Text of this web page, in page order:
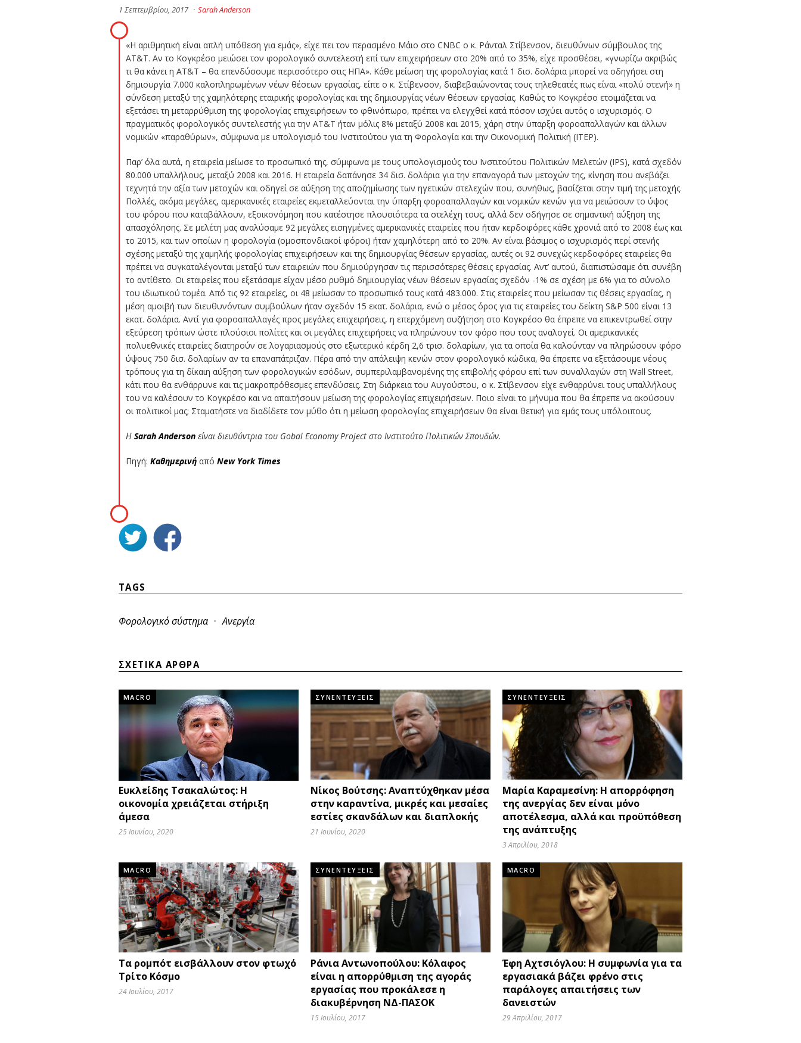
1 Σεπτεμβρίου, 2017 · Sarah Anderson
«Η αριθμητική είναι απλή υπόθεση για εμάς», είχε πει τον περασμένο Μάιο στο CNBC ο κ. Ράνταλ Στίβενσον, διευθύνων σύμβουλος της
AT&T. Αν το Κογκρέσο μειώσει τον φορολογικό συντελεστή επί των επιχειρήσεων στο 20% από το 35%, είχε προσθέσει, «γνωρίζω ακριβώς
τι θα κάνει η AT&T – θα επενδύσουμε περισσότερο στις ΗΠΑ». Κάθε μείωση της φορολογίας κατά 1 δισ. δολάρια μπορεί να οδηγήσει στη
δημιουργία 7.000 καλοπληρωμένων νέων θέσεων εργασίας, είπε ο κ. Στίβενσον, διαβεβαιώνοντας τους τηλεθεατές πως είναι «πολύ στενή» η
σύνδεση μεταξύ της χαμηλότερης εταιρικής φορολογίας και της δημιουργίας νέων θέσεων εργασίας. Καθώς το Κογκρέσο ετοιμάζεται να
εξετάσει τη μεταρρύθμιση της φορολογίας επιχειρήσεων το φθινόπωρο, πρέπει να ελεγχθεί κατά πόσον ισχύει αυτός ο ισχυρισμός. Ο
πραγματικός φορολογικός συντελεστής για την AT&T ήταν μόλις 8% μεταξύ 2008 και 2015, χάρη στην ύπαρξη φοροαπαλλαγών και άλλων
νομικών «παραθύρων», σύμφωνα με υπολογισμό του Ινστιτούτου για τη Φορολογία και την Οικονομική Πολιτική (ITEP).
Παρ’ όλα αυτά, η εταιρεία μείωσε το προσωπικό της, σύμφωνα με τους υπολογισμούς του Ινστιτούτου Πολιτικών Μελετών (IPS), κατά σχεδόν
80.000 υπαλλήλους, μεταξύ 2008 και 2016. Η εταιρεία δαπάνησε 34 δισ. δολάρια για την επαναγορά των μετοχών της, κίνηση που ανεβάζει
τεχνητά την αξία των μετοχών και οδηγεί σε αύξηση της αποζημίωσης των ηγετικών στελεχών που, συνήθως, βασίζεται στην τιμή της μετοχής.
Πολλές, ακόμα μεγάλες, αμερικανικές εταιρείες εκμεταλλεύονται την ύπαρξη φοροαπαλλαγών και νομικών κενών για να μειώσουν το ύψος
του φόρου που καταβάλλουν, εξοικονόμηση που κατέστησε πλουσιότερα τα στελέχη τους, αλλά δεν οδήγησε σε σημαντική αύξηση της
απασχόλησης. Σε μελέτη μας αναλύσαμε 92 μεγάλες εισηγμένες αμερικανικές εταιρείες που ήταν κερδοφόρες κάθε χρονιά από το 2008 έως και
το 2015, και των οποίων η φορολογία (ομοσπονδιακοί φόροι) ήταν χαμηλότερη από το 20%. Αν είναι βάσιμος ο ισχυρισμός περί στενής
σχέσης μεταξύ της χαμηλής φορολογίας επιχειρήσεων και της δημιουργίας θέσεων εργασίας, αυτές οι 92 συνεχώς κερδοφόρες εταιρείες θα
πρέπει να συγκαταλέγονται μεταξύ των εταιρειών που δημιούργησαν τις περισσότερες θέσεις εργασίας. Αντ’ αυτού, διαπιστώσαμε ότι συνέβη
το αντίθετο. Οι εταιρείες που εξετάσαμε είχαν μέσο ρυθμό δημιουργίας νέων θέσεων εργασίας σχεδόν -1% σε σχέση με 6% για το σύνολο
του ιδιωτικού τομέα. Από τις 92 εταιρείες, οι 48 μείωσαν το προσωπικό τους κατά 483.000. Στις εταιρείες που μείωσαν τις θέσεις εργασίας, η
μέση αμοιβή των διευθυνόντων συμβούλων ήταν σχεδόν 15 εκατ. δολάρια, ενώ ο μέσος όρος για τις εταιρείες του δείκτη S&P 500 είναι 13
εκατ. δολάρια. Αντί για φοροαπαλλαγές προς μεγάλες επιχειρήσεις, η επερχόμενη συζήτηση στο Κογκρέσο θα έπρεπε να επικεντρωθεί στην
εξεύρεση τρόπων ώστε πλούσιοι πολίτες και οι μεγάλες επιχειρήσεις να πληρώνουν τον φόρο που τους αναλογεί. Οι αμερικανικές
πολυεθνικές εταιρείες διατηρούν σε λογαριασμούς στο εξωτερικό κέρδη 2,6 τρισ. δολαρίων, για τα οποία θα καλούνταν να πληρώσουν φόρο
ύψους 750 δισ. δολαρίων αν τα επαναπάτριζαν. Πέρα από την απάλειψη κενών στον φορολογικό κώδικα, θα έπρεπε να εξετάσουμε νέους
τρόπους για τη δίκαιη αύξηση των φορολογικών εσόδων, συμπεριλαμβανομένης της επιβολής φόρου επί των συναλλαγών στη Wall Street,
κάτι που θα ενθάρρυνε και τις μακροπρόθεσμες επενδύσεις. Στη διάρκεια του Αυγούστου, ο κ. Στίβενσον είχε ενθαρρύνει τους υπαλλήλους
του να καλέσουν το Κογκρέσο και να απαιτήσουν μείωση της φορολογίας επιχειρήσεων. Ποιο είναι το μήνυμα που θα έπρεπε να ακούσουν
οι πολιτικοί μας; Σταματήστε να διαδίδετε τον μύθο ότι η μείωση φορολογίας επιχειρήσεων θα είναι θετική για εμάς τους υπόλοιπους.
Η Sarah Andersonείναι διευθύντρια του Gobal Economy Project στο Ινστιτούτο Πολιτικών Σπουδών.
Πηγή: Καθημερινή από New York Times
TAGS
Φορολογικό σύστημα · Ανεργία
ΣΧΕΤΙΚΑ ΑΡΘΡΑ
MACRO
Ευκλείδης Τσακαλώτος: Η
οικονομία χρειάζεται στήριξη
άμεσα
25 Ιουνίου, 2020
ΣΥΝΕΝΤΕΥΞΕΙΣ
Νίκος Βούτσης: Αναπτύχθηκαν μέσα
στην καραντίνα, μικρές και μεσαίες
εστίες σκανδάλων και διαπλοκής
21 Ιουνίου, 2020
ΣΥΝΕΝΤΕΥΞΕΙΣ
Μαρία Καραμεσίνη: Η απορρόφηση
της ανεργίας δεν είναι μόνο
αποτέλεσμα, αλλά και προϋπόθεση
της ανάπτυξης
3 Απριλίου, 2018
MACRO
Τα ρομπότ εισβάλλουν στον φτωχό
Τρίτο Κόσμο
24 Ιουλίου, 2017
ΣΥΝΕΝΤΕΥΞΕΙΣ
Ράνια Αντωνοπούλου: Κόλαφος
είναι η απορρύθμιση της αγοράς
εργασίας που προκάλεσε η
διακυβέρνηση ΝΔ-ΠΑΣΟΚ
15 Ιουλίου, 2017
MACRO
Έφη Αχτσιόγλου: Η συμφωνία για τα
εργασιακά βάζει φρένο στις
παράλογες απαιτήσεις των
δανειστών
29 Απριλίου, 2017